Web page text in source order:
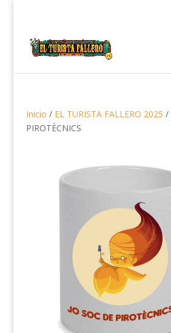
Inicio / EL TURISTA FALLERO 2025 /
PIROTÈCNICS